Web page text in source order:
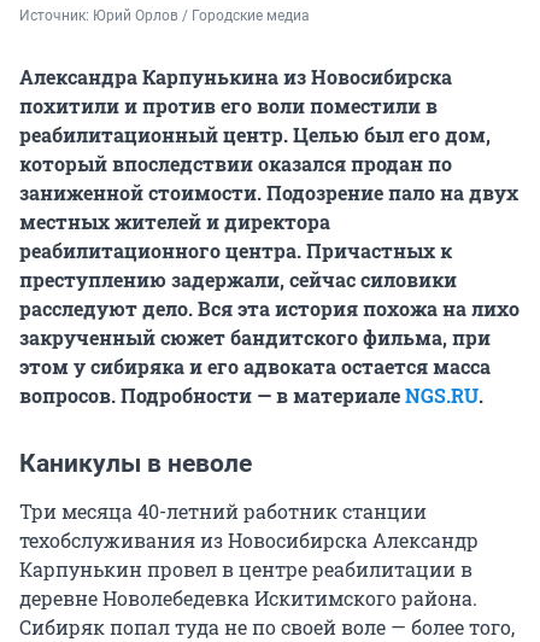
Источник: Юрий Орлов / Городские медиа
Александра Карпунькина из Новосибирска
похитили и против его воли поместили в
реабилитационный центр. Целью был его дом,
который впоследствии оказался продан по
заниженной стоимости. Подозрение пало на двух
местных жителей и директора
реабилитационного центра. Причастных к
преступлению задержали, сейчас силовики
расследуют дело. Вся эта история похожа на лихо
закрученный сюжет бандитского фильма, при
этом у сибиряка и его адвоката остается масса
вопросов. Подробности — в материалеNGS.RU.
Каникулы в неволе
Три месяца 40-летний работник станции
техобслуживания из Новосибирска Александр
Карпунькин провел в центре реабилитации в
деревне Новолебедевка Искитимского района.
Сибиряк попал туда не по своей воле — более того,